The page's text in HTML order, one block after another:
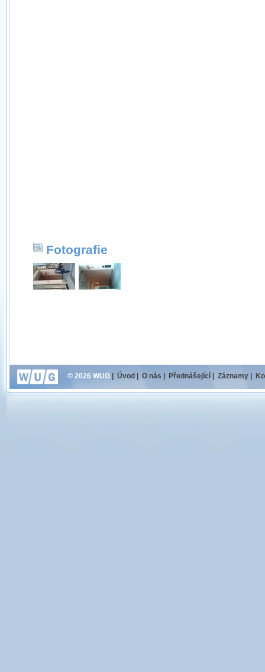
Fotografie
© 2026 WUG Úvod O nás Přednášející Záznamy